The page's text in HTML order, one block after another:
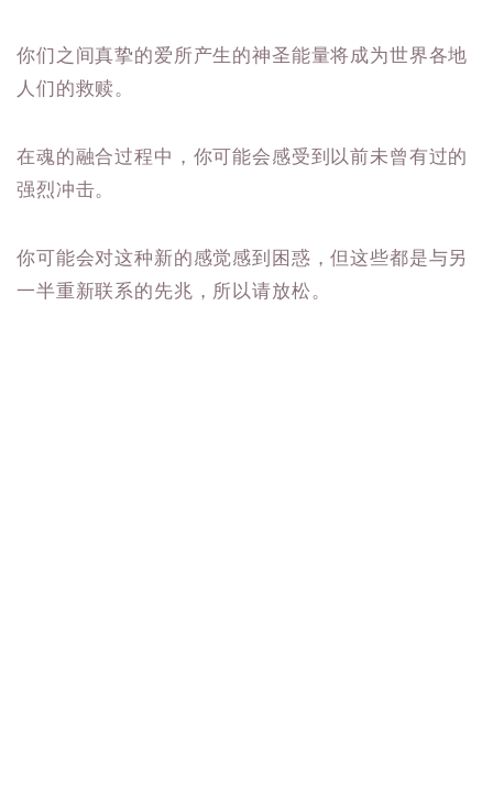
你们之间真挚的爱所产生的神圣能量将成为世界各地
人们的救赎。
在魂的融合过程中，你可能会感受到以前未曾有过的
强烈冲击。
你可能会对这种新的感觉感到困惑，但这些都是与另
一半重新联系的先兆，所以请放松。